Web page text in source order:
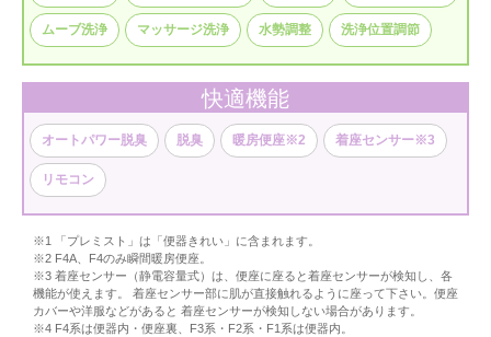
ムーブ洗浄 マッサージ洗浄 水勢調整 洗浄位置調節
快適機能
オートパワー脱臭 脱臭 暖房便座※2 着座センサー※3
リモコン
※1 「プレミスト」は「便器きれい」に含まれます。
※2 F4A、F4のみ瞬間暖房便座。
※3 着座センサー（静電容量式）は、便座に座ると着座センサーが検知し、各
機能が使えます。 着座センサー部に肌が直接触れるように座って下さい。便座
カバーや洋服などがあると 着座センサーが検知しない場合があります。
※4 F4系は便器内・便座裏、F3系・F2系・F1系は便器内。